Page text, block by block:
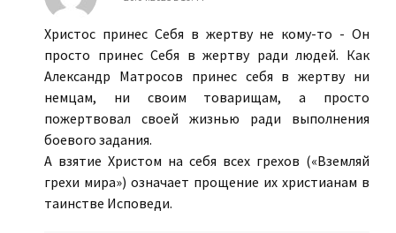
Христос принес Себя в жертву не кому-то - Он
просто принес Себя в жертву ради людей. Как
Александр Матросов принес себя в жертву ни
немцам, ни своим товарищам, а просто
пожертвовал своей жизнью ради выполнения
боевого задания.
А взятие Христом на себя всех грехов («Вземляй
грехи мира») означает прощение их христианам в
таинстве Исповеди.